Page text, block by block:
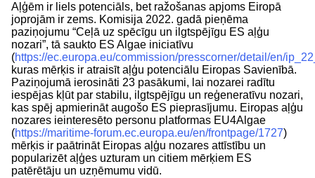
Aļģēm ir liels potenciāls, bet ražošanas apjoms Eiropā
joprojām ir zems. Komisija 2022. gadā pieņēma
paziņojumu “Ceļā uz spēcīgu un ilgtspējīgu ES aļģu
nozari”, tā saukto ES Algae iniciatīvu
(https://ec.europa.eu/commission/presscorner/detail/en/
kuras mērķis ir atraisīt aļģu potenciālu Eiropas Savienībā.
Paziņojumā ierosināti 23 pasākumi, lai nozarei radītu
iespējas kļūt par stabilu, ilgtspējīgu un reģeneratīvu nozari,
kas spēj apmierināt augošo ES pieprasījumu. Eiropas aļģu
nozares ieinteresēto personu platformas EU4Algae
(https://maritime-forum.ec.europa.eu/en/frontpage/1727)
mērķis ir paātrināt Eiropas aļģu nozares attīstību un
popularizēt aļģes uzturam un citiem mērķiem ES
patērētāju un uzņēmumu vidū.